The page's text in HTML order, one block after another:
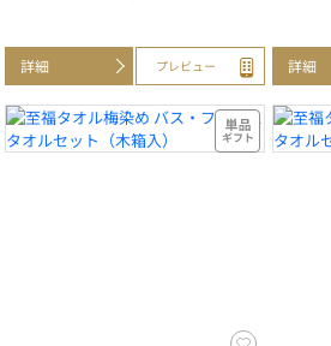
詳細 プレビュー 詳細